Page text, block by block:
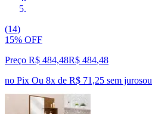
(14)
15% OFF
Preço R$ 484,48R$ 484,48
no Pix Ou 8x de R$ 71,25 sem jurosou